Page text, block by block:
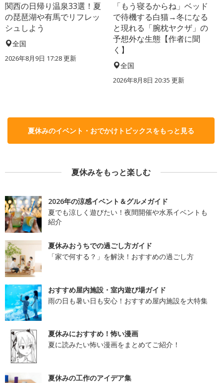
関西の日帰り温泉33選！夏
の琵琶湖や有馬でリフレッ
シュしよう
全国
2026年8月9日 17:28更新
「もう寝るからね」ベッド
で待機する白猫→冬になる
と現れる「腕枕ヤクザ」の
予想外な生態【作者に聞
く】
全国
2026年8月8日 20:35 更新
夏休みのイベント・おでかけトピックスをもっと見る
夏休みをもっと楽しむ
2026年の涼感イベント＆グルメガイド
夏でも涼しく遊びたい！夜間開催や水系イベントも
紹介
夏休みおうちでの過ごし方ガイド
「家で何する？」を解決！おすすめの過ごし方
おすすめ屋内施設・室内遊び場ガイド
雨の日も暑い日も安心！おすすめ屋内施設を大特集
夏休みにおすすめ！怖い漫画
夏に読みたい怖い漫画をまとめてご紹介！
夏休みの工作のアイデア集